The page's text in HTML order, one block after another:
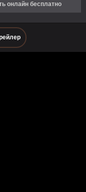
онлайн бесплатно